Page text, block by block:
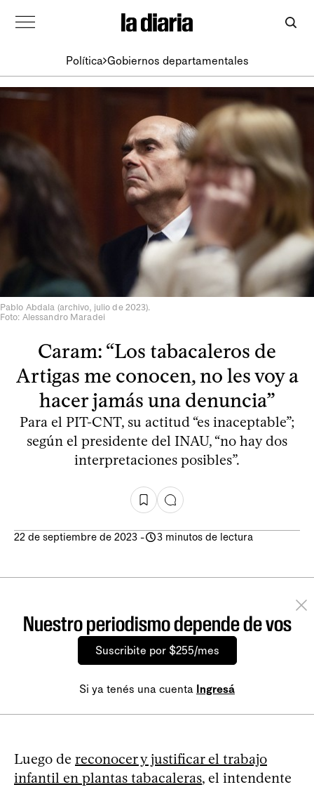
Política Gobiernos departamentales
Pablo Abdala (archivo, julio de 2023).
Foto: Alessandro Maradei
Caram: “Los tabacaleros de
Artigas me conocen, no les voy a
hacer jamás una denuncia”
Para el PIT-CNT, su actitud “es inaceptable”;
según el presidente del INAU, “no hay dos
interpretaciones posibles”.
22 de septiembre de 2023 - 3 minutos de lectura
Nuestro periodismo depende de vos
Suscribite por $255/mes
Si ya tenés una cuenta Ingresá
Luego de reconocer y justificar el trabajo
infantil en plantas tabacaleras, el intendente